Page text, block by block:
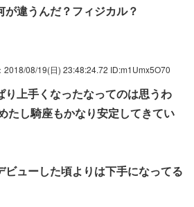
違うんだ？フィジカル？
：2018/08/19(日) 23:48:24.72 ID:m1Umx5O70
り上手くなったなってのは思うわ
たし騎座もかなり安定してきてい
ビューした頃よりは下手になってる